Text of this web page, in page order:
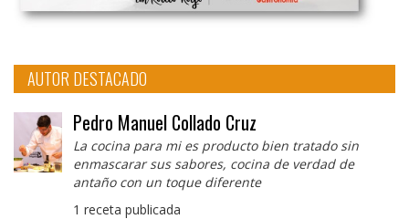
AUTOR DESTACADO
Pedro Manuel Collado Cruz
La cocina para mi es producto bien tratado sin
enmascarar sus sabores, cocina de verdad de
antaño con un toque diferente
1 receta publicada